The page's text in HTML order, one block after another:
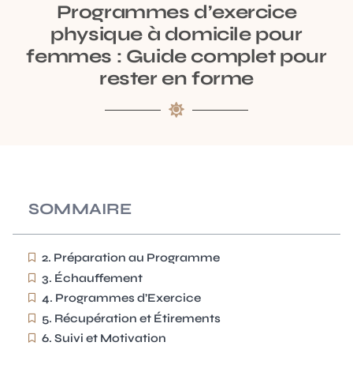
Programmes d’exercice
physique à domicile pour
femmes : Guide complet pour
rester en forme
SOMMAIRE
2. Préparation au Programme
3. Échauffement
4. Programmes d’Exercice
5. Récupération et Étirements
6. Suivi et Motivation